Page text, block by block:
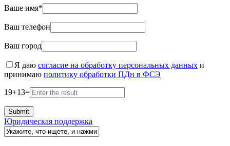
Ваше имя*
Ваш телефон
Ваш город
Я даю согласие на обработку персональных данных и
принимаю политику обработки ПДн в ФСЭ
19+13=
Юридическая поддержка